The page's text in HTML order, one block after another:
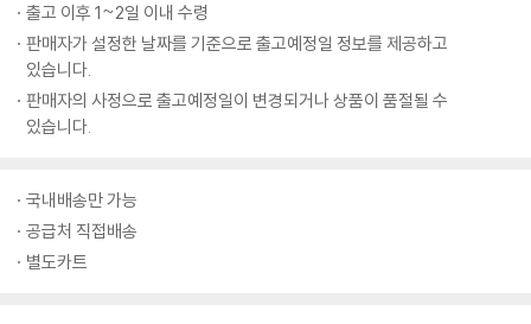
출고 이후 1~2일 이내 수령
판매자가 설정한 날짜를 기준으로 출고예정일 정보를 제공하고
있습니다.
판매자의 사정으로 출고예정일이 변경되거나 상품이 품절될 수
있습니다.
국내배송만 가능
공급처 직접배송
별도카트